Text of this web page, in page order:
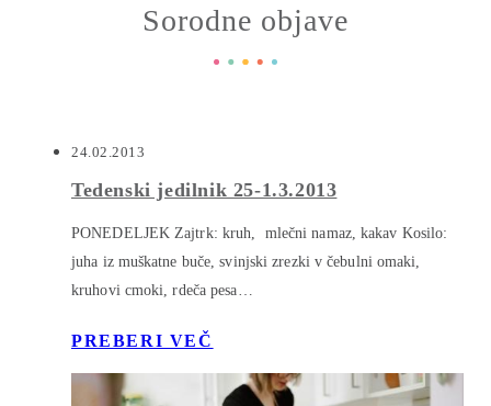
Sorodne objave
24.02.2013
Tedenski jedilnik 25-1.3.2013
PONEDELJEK Zajtrk: kruh, mlečni namaz, kakav Kosilo:
juha iz muškatne buče, svinjski zrezki v čebulni omaki,
kruhovi cmoki, rdeča pesa…
PREBERI VEČ